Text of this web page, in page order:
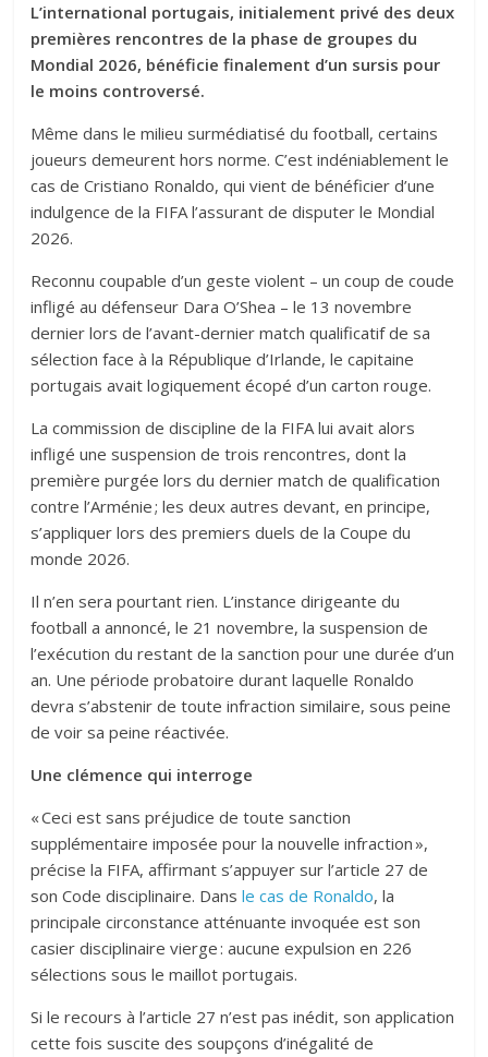
L’international portugais, initialement privé des deux
premières rencontres de la phase de groupes du
Mondial 2026, bénéficie finalement d’un sursis pour
le moins controversé.
Même dans le milieu surmédiatisé du football, certains
joueurs demeurent hors norme. C’est indéniablement le
cas de Cristiano Ronaldo, qui vient de bénéficier d’une
indulgence de la FIFA l’assurant de disputer le Mondial
2026.
Reconnu coupable d’un geste violent – un coup de coude
infligé au défenseur Dara O’Shea – le 13 novembre
dernier lors de l’avant-dernier match qualificatif de sa
sélection face à la République d’Irlande, le capitaine
portugais avait logiquement écopé d’un carton rouge.
La commission de discipline de la FIFA lui avait alors
infligé une suspension de trois rencontres, dont la
première purgée lors du dernier match de qualification
contre l’Arménie ; les deux autres devant, en principe,
s’appliquer lors des premiers duels de la Coupe du
monde 2026.
Il n’en sera pourtant rien. L’instance dirigeante du
football a annoncé, le 21 novembre, la suspension de
l’exécution du restant de la sanction pour une durée d’un
an. Une période probatoire durant laquelle Ronaldo
devra s’abstenir de toute infraction similaire, sous peine
de voir sa peine réactivée.
Une clémence qui interroge
« Ceci est sans préjudice de toute sanction
supplémentaire imposée pour la nouvelle infraction »,
précise la FIFA, affirmant s’appuyer sur l’article 27 de
son Code disciplinaire. Dansle cas de Ronaldo, la
principale circonstance atténuante invoquée est son
casier disciplinaire vierge : aucune expulsion en 226
sélections sous le maillot portugais.
Si le recours à l’article 27 n’est pas inédit, son application
cette fois suscite des soupçons d’inégalité de